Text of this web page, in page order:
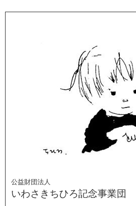
公益財団法人
いわさきちひろ記念事業団